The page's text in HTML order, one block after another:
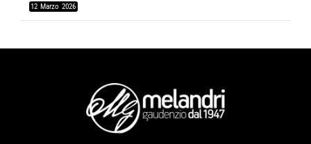
12 Marzo 2026